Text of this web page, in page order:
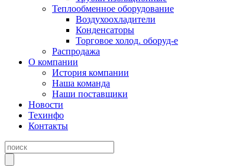
Теплообменное оборудование
Воздухоохладители
Конденсаторы
Торговое холод. оборуд-е
Распродажа
О компании
История компании
Наша команда
Наши поставщики
Новости
Техинфо
Контакты